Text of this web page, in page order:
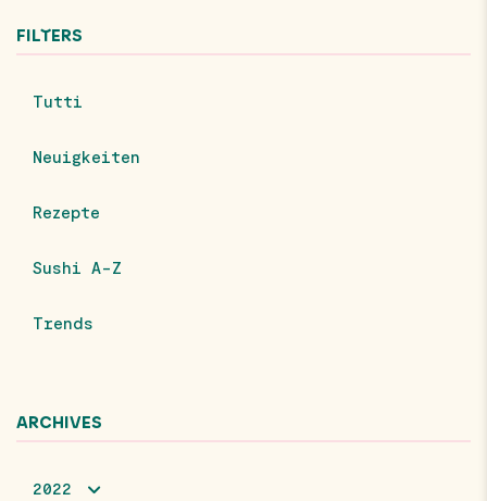
FILTERS
Tutti
Neuigkeiten
Rezepte
Sushi A-Z
Trends
ARCHIVES
2022